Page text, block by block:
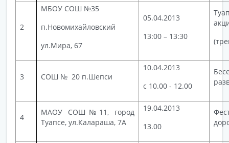
2
МБОУ СОШ №35
п.Новомихайловский
ул.Мира, 67
05.04.2013
13:00 – 13:30
3 СОШ № 20 п.Шепси
10.04.2013
с 10.00 - 12.00
4
МАОУ СОШ№11, город
Туапсе, ул.Калараша, 7А
19.04.2013
13.00